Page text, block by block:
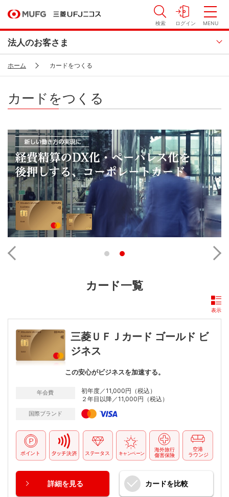
検索 ログイン MENU
法人のお客さま
ホーム カードをつくる
カードをつくる
カード一覧
表示
三菱ＵＦＪカード ゴールド ビ
ジネス
この安心がビジネスを加速する。
年会費
初年度／11,000円（税込）
２年目以降／11,000円（税込）
国際ブランド
詳細を見る カードを比較